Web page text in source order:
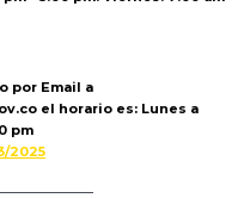
por Email a
el horario es: Lunes a
pm
2025